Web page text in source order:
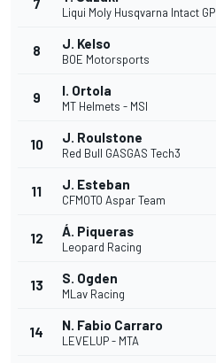
7
Liqui Moly Husqvarna Intact GP
8 J. Kelso
BOE Motorsports
9 I. Ortola
MT Helmets - MSI
10 J. Roulstone
Red Bull GASGAS Tech3
11 J. Esteban
CFMOTO Aspar Team
12 Á. Piqueras
Leopard Racing
13 S. Ogden
MLav Racing
14 N. Fabio Carraro
LEVELUP - MTA